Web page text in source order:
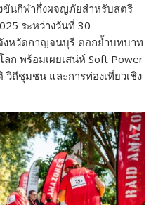
ขันกีฬากึ่งผจญภัยสำหรับสตรี
ระหว่างวันที่ 30
หวัดกาญจนบุรี ตอกย้ำบทบาท
ก พร้อมเผยเสน่ห์ Soft Power
ถีชุมชน และการท่องเที่ยวเชิง